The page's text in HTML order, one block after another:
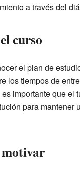
a través del
curso
el plan de
los tiempos de
importante que el
para mantener